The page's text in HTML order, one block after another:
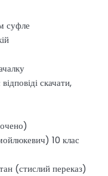
суфле
скачати,
10 клас
(стислий переказ)